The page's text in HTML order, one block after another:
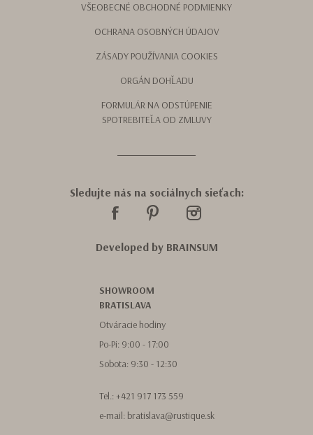
VŠEOBECNÉ OBCHODNÉ PODMIENKY
OCHRANA OSOBNÝCH ÚDAJOV
ZÁSADY POUŽÍVANIA COOKIES
ORGÁN DOHĽADU
FORMULÁR NA ODSTÚPENIE
SPOTREBITEĽA OD ZMLUVY
Sledujte nás na sociálnych sieťach:
Developed by BRAINSUM
SHOWROOM
BRATISLAVA
Otváracie hodiny
Po-Pi: 9:00 - 17:00
Sobota: 9:30 - 12:30
Tel.: +421 917 173 559
e-mail: bratislava@rustique.sk